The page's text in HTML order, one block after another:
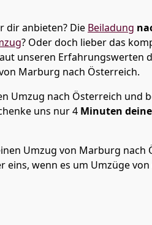
dir anbieten? Die Beiladung
? Oder doch lieber das
unseren Erfahrungswerten
Marburg nach Österreich.
Umzug nach Österreich und
uns nur4 Minuten
Umzug von Marburg nach
eins, wenn es um Umzüge